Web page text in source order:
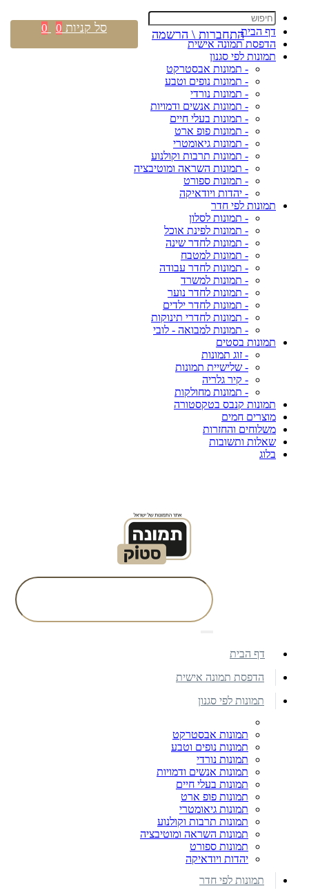
דף הבית
הדפסת תמונה אישית
תמונות לפי סגנון
- תמונות אבסטרקט
- תמונות נופים וטבע
- תמונות נורדי
- תמונות אנשים ודמויות
- תמונות בעלי חיים
- תמונות פופ ארט
- תמונות גיאומטרי
- תמונות תרבות וקולנוע
- תמונות השראה ומוטיבציה
- תמונות ספורט
- יהדות ויודאיקה
תמונות לפי חדר
- תמונות לסלון
- תמונות לפינת אוכל
- תמונות לחדר שינה
- תמונות למטבח
- תמונות לחדר עבודה
- תמונות למשרד
- תמונות לחדר נוער
- תמונות לחדר ילדים
- תמונות לחדרי תינוקות
- תמונות למבואה - לובי
תמונות בסטים
- זוג תמונות
- שלישיית תמונות
- קיר גלריה
- תמונות מחולקות
תמונות קנבס בטקסטורה
מוצרים חמים
משלוחים והחזרות
שאלות ותשובות
בלוג
התחברות \ הרשמה סל קניות 0
0
דף הבית
הדפסת תמונה אישית
תמונות לפי סגנון
תמונות אבסטרקט
תמונות נופים וטבע
תמונות נורדי
תמונות אנשים ודמויות
תמונות בעלי חיים
תמונות פופ ארט
תמונות גיאומטרי
תמונות תרבות וקולנוע
תמונות השראה ומוטיבציה
תמונות ספורט
יהדות ויודאיקה
תמונות לפי חדר